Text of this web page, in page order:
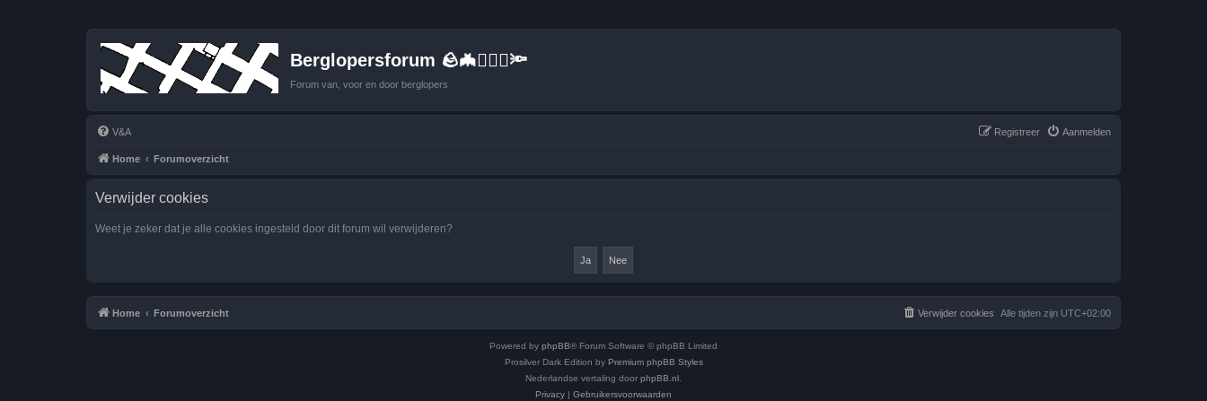
Berglopersforum 🪨🦇🚶🏻‍♂️🔦
Forum van, voor en door berglopers
V&A Aanmelden
Registreer
Home Forumoverzicht
Verwijder cookies
Weet je zeker dat je alle cookies ingesteld door dit forum wil verwijderen?
Home Forumoverzicht Alle tijden zijn UTC+02:00
Verwijder cookies
Powered by phpBB® Forum Software © phpBB Limited
Prosilver Dark Edition by Premium phpBB Styles
Nederlandse vertaling door phpBB.nl
Privacy | Gebruikersvoorwaarden